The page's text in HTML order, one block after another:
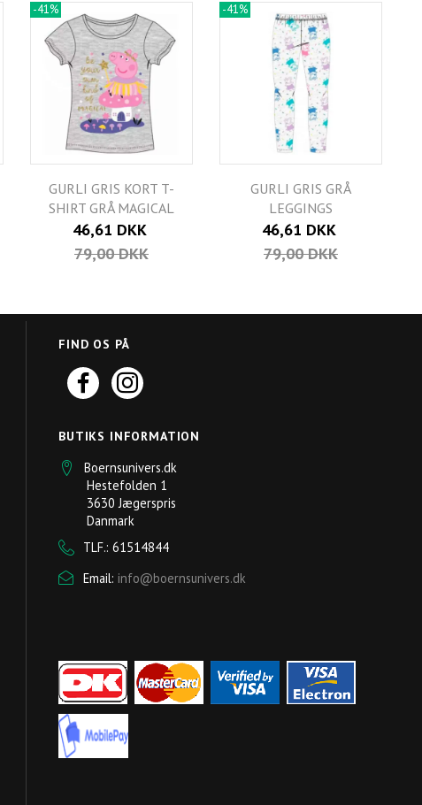
-41%
GURLI GRIS KORT T-
SHIRT GRÅ MAGICAL
46,61 DKK
79,00 DKK
-41%
GURLI GRIS GRÅ
LEGGINGS
46,61 DKK
79,00 DKK
FIND OS PÅ
BUTIKS INFORMATION
Boernsunivers.dk
Hestefolden 1
3630 Jægerspris
Danmark
TLF.: 61514844
Email: info@boernsunivers.dk